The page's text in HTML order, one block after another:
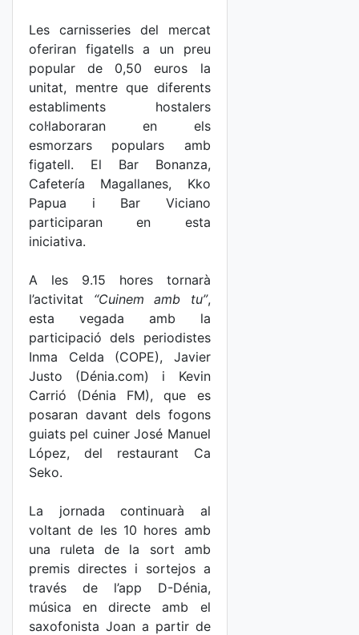
Les carnisseries del mercat
oferiran figatells a un preu
popular de 0,50 euros la
unitat, mentre que diferents
establiments hostalers
col·laboraran en els
esmorzars populars amb
figatell. El Bar Bonanza,
Cafetería Magallanes, Kko
Papua i Bar Viciano
participaran en esta
iniciativa.
A les 9.15 hores tornarà
l’activitat “Cuinem amb tu”,
esta vegada amb la
participació dels periodistes
Inma Celda (COPE), Javier
Justo (Dénia.com) i Kevin
Carrió (Dénia FM), que es
posaran davant dels fogons
guiats pel cuiner José Manuel
López, del restaurant Ca
Seko.
La jornada continuarà al
voltant de les 10 hores amb
una ruleta de la sort amb
premis directes i sortejos a
través de l’app D-Dénia,
música en directe amb el
saxofonista Joan a partir de